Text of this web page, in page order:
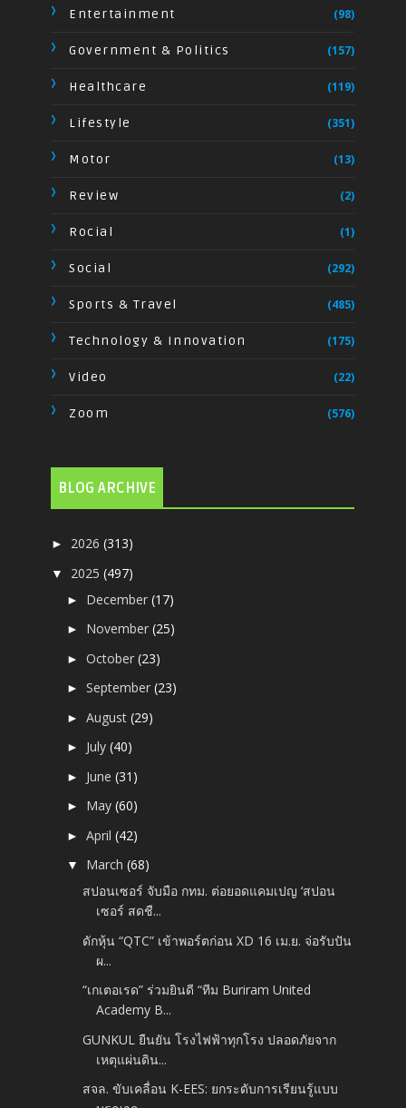
Entertainment (98)
Government & Politics (157)
Healthcare (119)
Lifestyle (351)
Motor (13)
Review (2)
Rocial (1)
Social (292)
Sports & Travel (485)
Technology & Innovation (175)
Video (22)
Zoom (576)
BLOG ARCHIVE
► 2026(313)
▼ 2025(497)
► December(17)
► November(25)
►October(23)
►September(23)
►August(29)
► July(40)
► June(31)
► May(60)
►April(42)
▼ March(68)
สปอนเซอร์ จับมือ กทม. ต่อยอดแคมเปญ ‘สปอน
เซอร์ สดชื...
ดักหุ้น “QTC” เข้าพอร์ตก่อน XD 16 เม.ย. จ่อรับปัน
ผ...
“เกเตอเรด” ร่วมยินดี “ทีม Buriram United
Academy B...
GUNKUL ยืนยัน โรงไฟฟ้าทุกโรง ปลอดภัยจาก
เหตุแผ่นดิน...
สจล. ขับเคลื่อน K-EES: ยกระดับการเรียนรู้แบบ